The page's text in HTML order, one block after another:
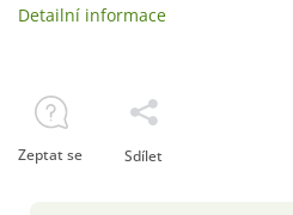
Detailní informace
Zeptat se Sdílet